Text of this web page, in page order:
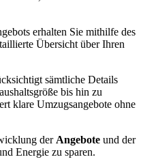
erhalten Sie mithilfe des
Übersicht über Ihren
sämtliche Details
bis hin zu
klare Umzugsangebote ohne
der Angebote und der
Energie zu sparen.